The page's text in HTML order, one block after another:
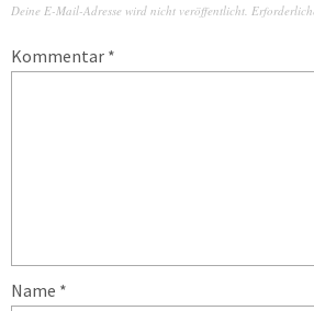
Deine E-Mail-Adresse wird nicht veröffentlicht.
Kommentar *
Name *